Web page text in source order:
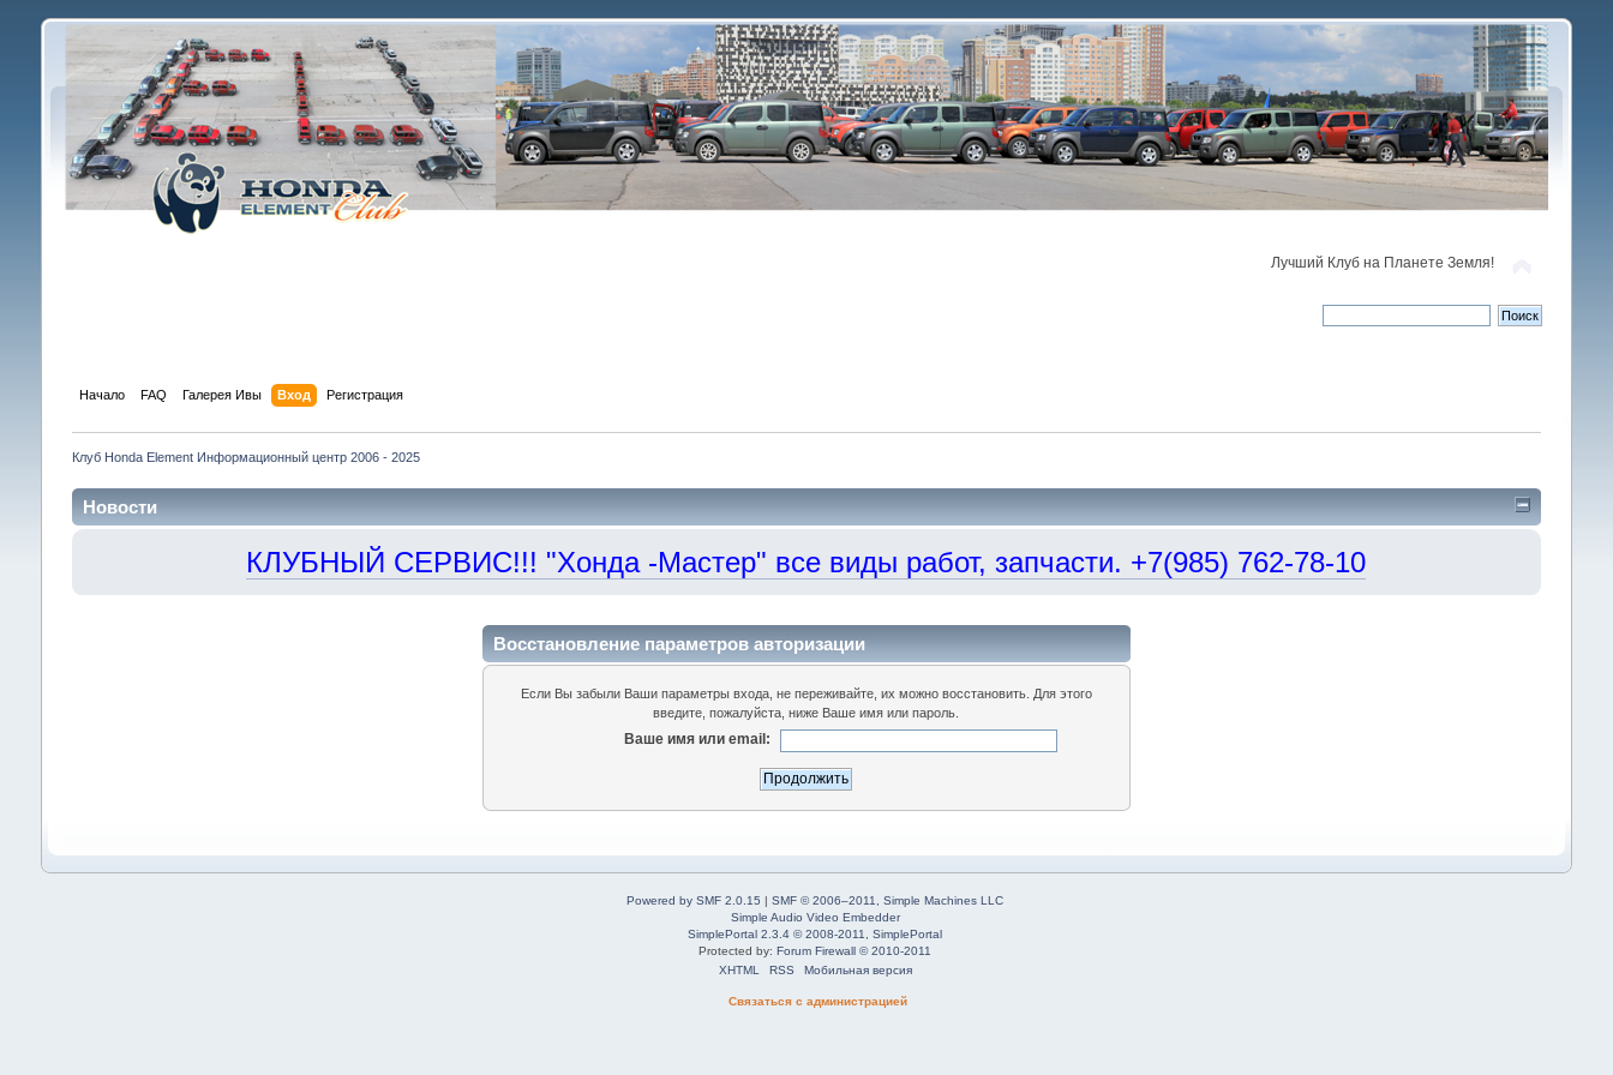
Лучший Клуб на Планете Земля!
Начало FAQ Галерея Ивы Вход Регистрация
Клуб Honda Element Информационный центр 2006 - 2025
Новости
КЛУБНЫЙ СЕРВИС!!! "Хонда -Мастер" все виды работ, запчасти. +7(985) 762-78-10
Восстановление параметров авторизации
Если Вы забыли Ваши параметры входа, не переживайте, их можно восстановить. Для этого
введите, пожалуйста, ниже Ваше имя или пароль.
Ваше имя или email:
Powered by SMF 2.0.15 |SMF © 2006–2011, Simple Machines LLC
Simple Audio Video Embedder
SimplePortal 2.3.4 © 2008-2011, SimplePortal
Protected by:Forum Firewall © 2010-2011
XHTML
RSS Мобильная версия
Связаться с администрацией